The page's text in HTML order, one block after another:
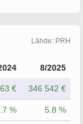
Lähde: PRH
8/2025
€ 346 542 €
% 5.8 %